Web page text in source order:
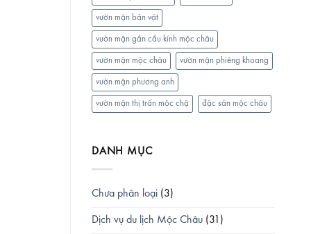
vườn mận bản vặt
vườn mận gần cầu kính mộc châu
vườn mận mộc châu vườn mận phiêng khoang
vườn mận phương anh
vườn mận thị trấn mộc chậ đặc sản mộc châu
DANH MỤC
Chưa phân loại (3)
Dịch vụ du lịch Mộc Châu (31)